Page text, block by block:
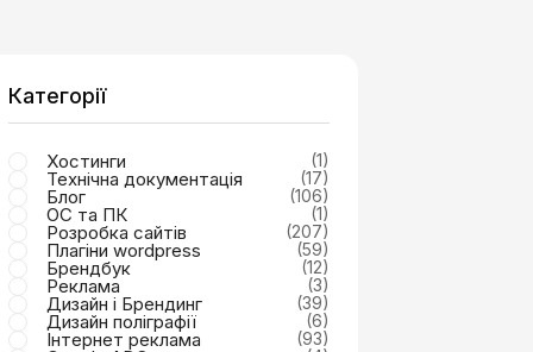
Категорії
Хостинги (1)
Технічна документація (17)
Блог (106)
ОС та ПК (1)
Розробка сайтів (207)
Плагіни wordpress (59)
Брендбук (12)
Реклама (3)
Дизайн і Брендинг (39)
Дизайн поліграфії (6)
Інтернет реклама (93)